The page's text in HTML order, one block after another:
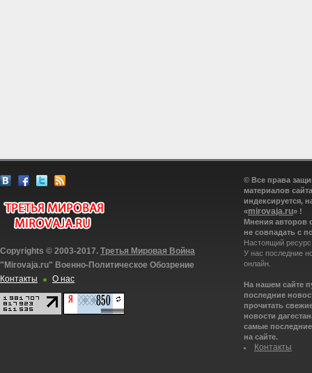
Copyrights © 2003-2017. Третья Мировая Война
"Mirovaja.ru" Военно-Политическое Обозрение
Контакты
О нас
© Все права
материалов
индексируется,
«mirovaja.ru» !
Мнения авторов
не совпадать с
Настоящий
У нас последние
онлайн.
На нашем сайте
последние
прочитать
новости
самые
на сайте.
Контакты